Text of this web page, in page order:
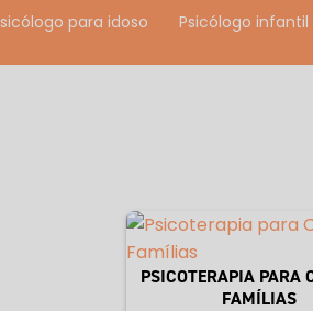
Psicólogo para idoso Psicólogo infantil
Psicoterapia para ansiedade
Psicoterapia breve em São Paulo
PSICOTERAPIA PARA
FAMÍLIAS